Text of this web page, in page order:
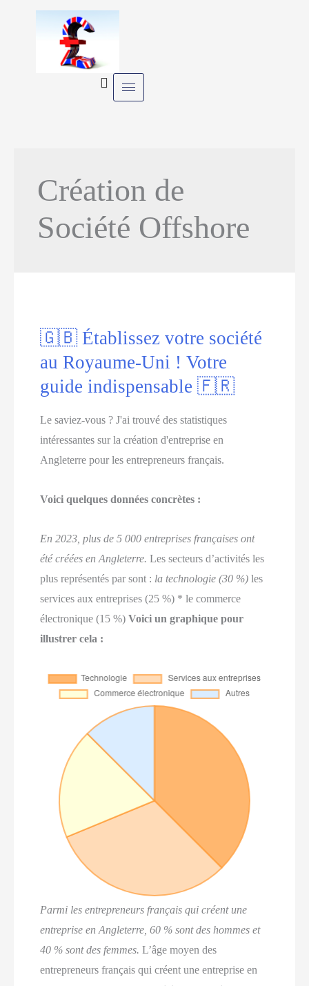
Création de
Société Offshore
🇬🇧 Établissez votre société
au Royaume-Uni ! Votre
guide indispensable 🇫🇷
Le saviez-vous ? J'ai trouvé des statistiques
intéressantes sur la création d'entreprise en
Angleterre pour les entrepreneurs français.
Voici quelques données concrètes :
En 2023, plus de 5 000 entreprises françaises ont
été créées en Angleterre.Les secteurs d’activités les
plus représentés par sont : la technologie (30 %)les
services aux entreprises (25 %) * le commerce
électronique (15 %)Voici un graphique pour
illustrer cela :
Parmi les entrepreneurs français qui créent une
entreprise en Angleterre, 60 % sont des hommes et
40 % sont des femmes.L’âge moyen des
entrepreneurs français qui créent une entreprise en